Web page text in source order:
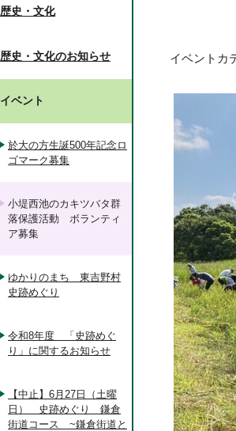
イベントカ
歴史・文化
歴史・文化のお知らせ
イベント
於大の方生誕500年記念ロ
ゴマーク募集
小堤西池のカキツバタ群
落保護活動 ボランティ
ア募集
ゆかりのまち 東吉野村
史跡めぐり
令和8年度 「史跡めぐ
り」に関するお知らせ
【中止】6月27日（土曜
日） 史跡めぐり 鎌倉
街道コース ~鎌倉街道と